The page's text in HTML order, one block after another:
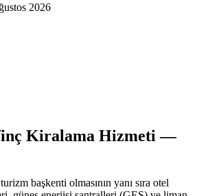
2026
Kiralama Hizmeti —
başkenti olmasının yanı sıra otel